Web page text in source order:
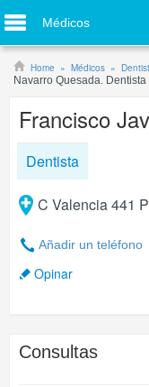
Médicos
Home Médicos
Navarro Quesada.
Francisco
Dentista
C Valencia 441
Añadir un teléfono
Opinar
Consultas